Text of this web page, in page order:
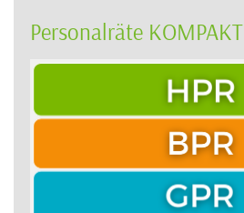
Personalräte KOMPAKT